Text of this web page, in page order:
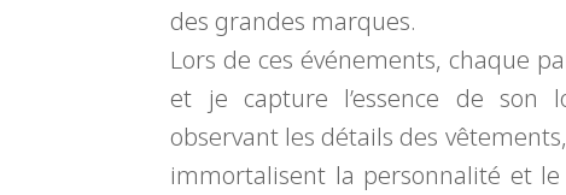
des grandes marques.
Lors de ces événements, chaque
et je capture l’essence de son
observant les détails des
immortalisent la personnalité et